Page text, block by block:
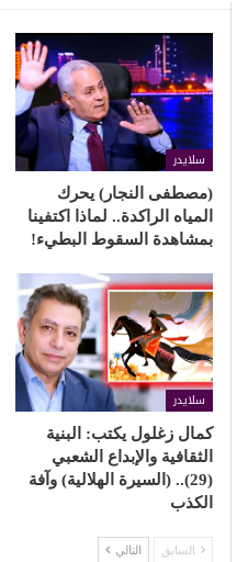
سلايدر
(مصطفى النجار) يحرك
المياه الراكدة.. لماذا اكتفينا
بمشاهدة السقوط البطيء!
سلايدر
كمال زغلول يكتب: البنية
الثقافية والإبداع الشعبي
(29).. (السيرة الهلالية) وآفة
الكذب
السابق التالي